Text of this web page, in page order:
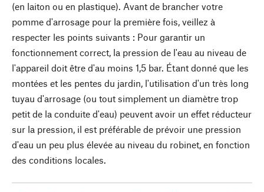
(en laiton ou en plastique). Avant de brancher votre
pomme d'arrosage pour la première fois, veillez à
respecter les points suivants : Pour garantir un
fonctionnement correct, la pression de l'eau au niveau de
l'appareil doit être d'au moins 1,5 bar. Étant donné que les
montées et les pentes du jardin, l'utilisation d'un très long
tuyau d'arrosage (ou tout simplement un diamètre trop
petit de la conduite d'eau) peuvent avoir un effet réducteur
sur la pression, il est préférable de prévoir une pression
d'eau un peu plus élevée au niveau du robinet, en fonction
des conditions locales.